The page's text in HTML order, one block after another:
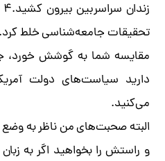
تحقیقات جامعه‌شناسی خلط
مقایسه شما به گوشش خورد،
دارید سیاست‌های دولت
می‌کنید.
البته صحبت‌های من ناظر به وضع و
و راستش را بخواهید اگر به